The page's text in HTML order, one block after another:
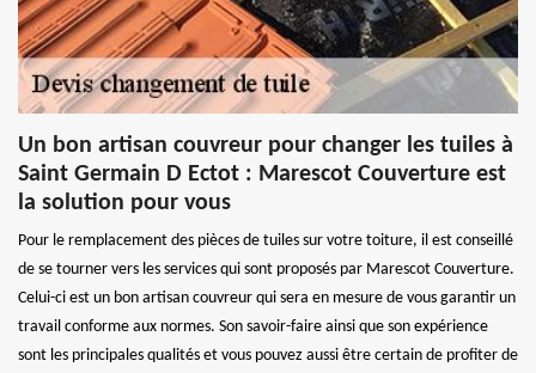
Un bon artisan couvreur pour changer les tuiles à
Saint Germain D Ectot : Marescot Couverture est
la solution pour vous
Pour le remplacement des pièces de tuiles sur votre toiture, il est conseillé
de se tourner vers les services qui sont proposés par Marescot Couverture.
Celui-ci est un bon artisan couvreur qui sera en mesure de vous garantir un
travail conforme aux normes. Son savoir-faire ainsi que son expérience
sont les principales qualités et vous pouvez aussi être certain de profiter de